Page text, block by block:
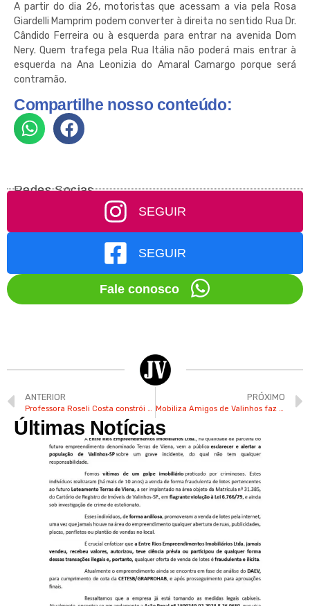
A partir do dia 26, motoristas que acessam a via pela Rosa
Giardelli Mamprim podem converter à direita no sentido Rua Dr.
Cândido Ferreira ou à esquerda para entrar na avenida Dom
Nery. Quem trafega pela Rua Itália não poderá mais entrar à
esquerda na Ana Leonizia do Amaral Camargo porque será
contramão.
Compartilhe nosso conteúdo:
Redes Socias
SEGUIR
SEGUIR
Fale conosco
ANTERIOR
Professora Roseli Costa constrói em Valinhos uma bela história de ensinar e aprender
PRÓXIMO
Mobiliza Amigos de Valinhos faz 5 anos e busca voluntários para transformar vidas
Últimas Notícias